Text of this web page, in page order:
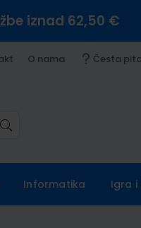
iznad 62,50 €
O nama Česta
Informatika Igra i